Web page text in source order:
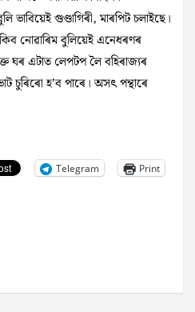
ভাবিয়েই গুণ্ডাগিৰী, মাৰপিট চলাইছে।
নোৱাৰিম বুলিয়েই এনেধৰণৰ
ঘৰ এটাত লেপটপ লৈ বহিৰাজ্যৰ
চুৰিৰো হ’ব পাৰে। অসৎ পন্থাৰে
Telegram Print